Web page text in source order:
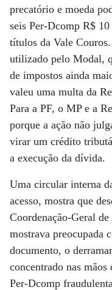
precatório e moeda
seis Per-Dcomp R$
títulos da Vale
utilizado pelo Modal,
de impostos ainda
valeu uma multa da
Para a PF, o MP e a
porque a ação não
virar um crédito
a execução da dívida.
Uma circular interna
acesso, mostra que
Coordenação-Geral
mostrava preocupada
documento, o
concentrado nas
Per-Dcomp